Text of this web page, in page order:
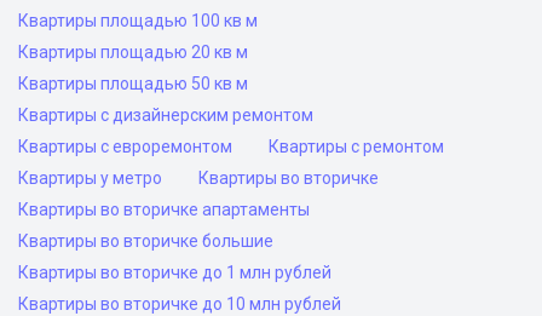
Квартиры площадью 100 кв м
Квартиры площадью 20 кв м
Квартиры площадью 50 кв м
Квартиры с дизайнерским ремонтом
Квартиры с евроремонтом
Квартиры с ремонтом
Квартиры у метро
Квартиры во вторичке
Квартиры во вторичке апартаменты
Квартиры во вторичке большие
Квартиры во вторичке до 1 млн рублей
Квартиры во вторичке до 10 млн рублей